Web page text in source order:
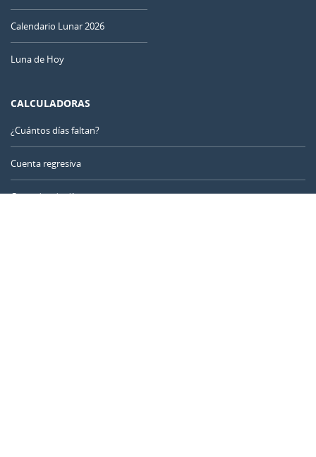
Calendario Lunar 2026
Luna de Hoy
CALCULADORAS
¿Cuántos días faltan?
Cuenta regresiva
Contador de días